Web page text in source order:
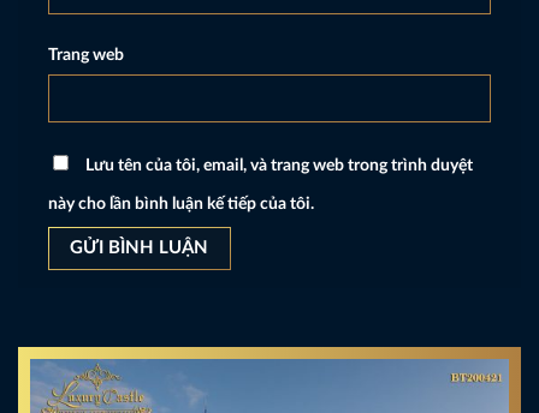
Trang web
Lưu tên của tôi, email, và trang web trong trình duyệt
này cho lần bình luận kế tiếp của tôi.